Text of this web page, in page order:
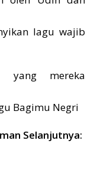
lagu wajib
yang mereka
Bagimu Negri
Selanjutnya: